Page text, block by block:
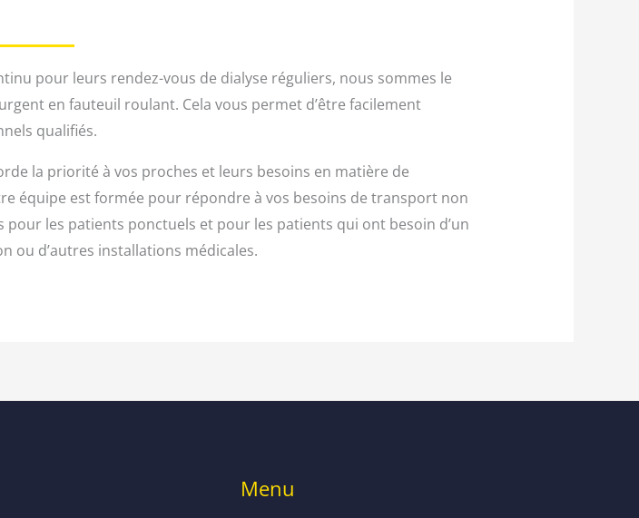
pour leurs rendez-vous de dialyse réguliers, nous sommes le
en fauteuil roulant. Cela vous permet d’être facilement
qualifiés.
la priorité à vos proches et leurs besoins en matière de
équipe est formée pour répondre à vos besoins de transport non
les patients ponctuels et pour les patients qui ont besoin d’un
d’autres installations médicales.
Menu